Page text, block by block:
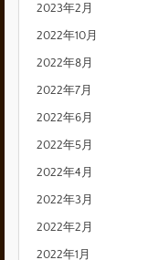
2023年2月
2022年10月
2022年8月
2022年7月
2022年6月
2022年5月
2022年4月
2022年3月
2022年2月
2022年1月